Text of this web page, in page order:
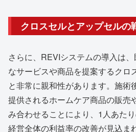
クロスセルとアップセルの
さらに、REVIシステムの導入は
なサービスや商品を提案するクロ
と非常に親和性があります。施術
提供されるホームケア商品の販売
み合わせることにより、1人あたり
経営全体の利益率の改善が見込ま